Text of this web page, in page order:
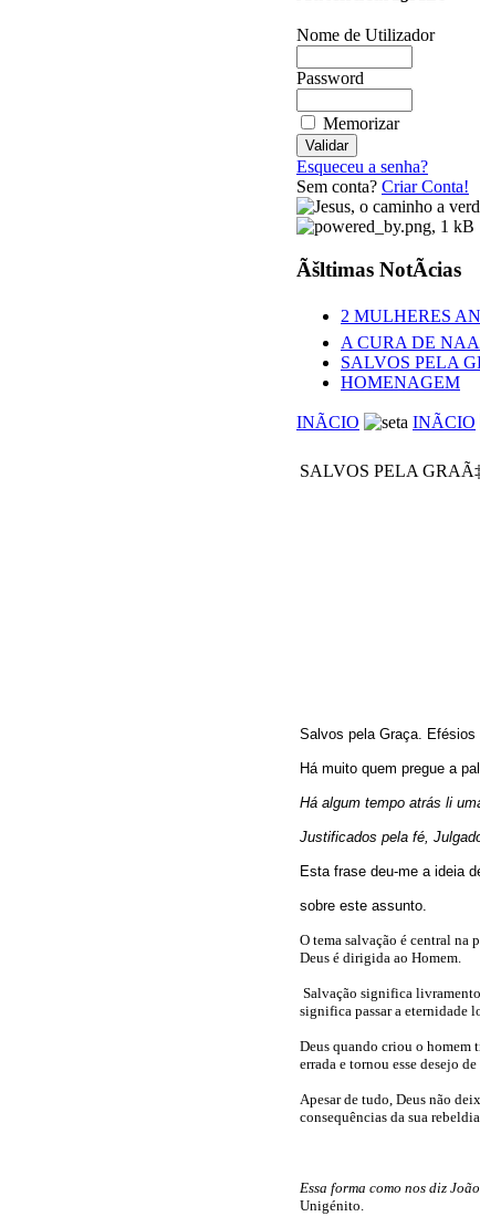
Nome de Utilizador
Password
Memorizar
Esqueceu a senha?
Sem conta? Criar Conta!
Ãšltimas NotÃ­cias
2 MULHERES
A CURA DE
SALVOS PELA
HOMENAGEM
INÃCIO INÃCIO
SALVOS PELA
Salvos pela Graça. Efésios
Há muito quem pregue a
Há algum tempo atrás li
Justificados pela fé,
Esta frase deu-me a ideia
sobre este assunto.
O tema salvação é central na
Deus é dirigida ao Homem.
Salvação significa
significa passar a eternidade
Deus quando criou o homem
errada e tornou esse desejo
Apesar de tudo, Deus não
consequências da sua
Essa forma como nos diz
Unigénito.